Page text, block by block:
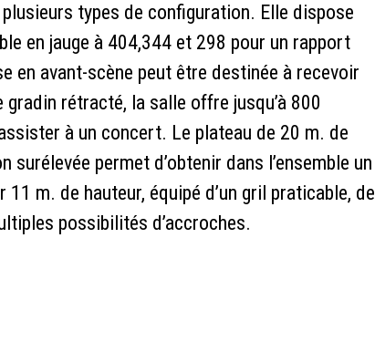
types de configuration. Elle dispose
en jauge à 404,344 et 298 pour un rapport
en avant-scène peut être destinée à recevoir
rétracté, la salle offre jusqu’à 800
à un concert. Le plateau de 20 m. de
surélevée permet d’obtenir dans l’ensemble un
m. de hauteur, équipé d’un gril praticable, de
possibilités d’accroches.